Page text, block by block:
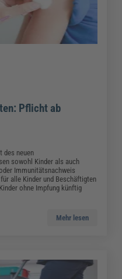
Pflicht ab
des neuen
sowohl Kinder als auch
Immunitätsnachweis
alle Kinder und Beschäftigten
ohne Impfung künftig
Mehr lesen